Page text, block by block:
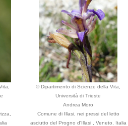
© Dipartimento di Scienze della Vita,
Università di Trieste
Andrea Moro
Comune di Illasi, nei pressi del letto
asciutto del Progno d'Illasi , Veneto, Italia